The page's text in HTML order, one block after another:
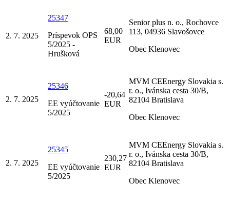
2. 7. 2025
25347
Príspevok OPS
5/2025 -
Hrušková
68,00
EUR
Senior plus n. o., Rochovce
113, 04936 Slavošovce
Obec Klenovec
2. 7. 2025
25346
EE vyúčtovanie
5/2025
-20,64
EUR
MVM CEEnergy Slovakia s.
r. o., Ivánska cesta 30/B,
82104 Bratislava
Obec Klenovec
2. 7. 2025
25345
EE vyúčtovanie
5/2025
230,27
EUR
MVM CEEnergy Slovakia s.
r. o., Ivánska cesta 30/B,
82104 Bratislava
Obec Klenovec